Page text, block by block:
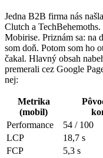
Jedna B2B firma nás
Clutch a
Mobirise. Priznám sa: na
som doň. Potom som ho
čakal. Hlavný obsah
premerali cez Google
nej:
Metrika
(mobil)
Performance
54 / 100
LCP
18,7 s
FCP
5,3 s